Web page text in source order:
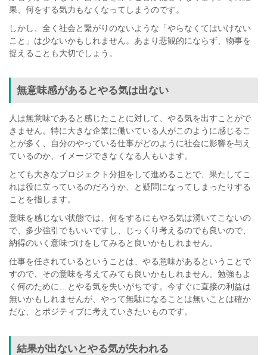
果、何をする気力もなくなってしまうのです。
しかし、全く社会と繋がりのないような「やらなくてはいけない
こと」は少ないかもしれません。あまり悲観的にならず、物事を
捉えることも大切でしょう。
無意味感があるとやる気は出ない
人は無意味であると感じたことに対して、やる気を出すことがで
きません。特に大きな企業に働いている人がこのように感じるこ
とが多く、自分のやっている仕事がどのように社会に影響を与え
ているのか、イメージできなくなる人もいます。
とても大きなプロジェクト分担をして進めることで、果たしてこ
れは役に立っているのだろうか、と疑問になってしまったりする
ことを指します。
意味を感じない状態では、何をするにもやる気は湧いてこないの
で、多少強引でもいいですし、じっくり考えるのでも良いので、
納得のいく意味づけをしてみると良いかもしれません。
仕事を任されているということは、やる意味があるということで
すので、その意味を考えてみても良いかもしれません。勉強もよ
く何のために…とやる気を失いがちです。今すぐに直接の利益は
無いかもしれませんが、やって無駄になることは無いことは確か
だな、とポジティブに考えていきたいものです。
結果が出ないとやる気が失われる